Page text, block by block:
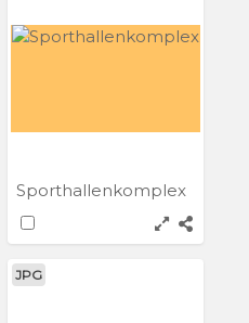
Sporthallenkomplex
JPG